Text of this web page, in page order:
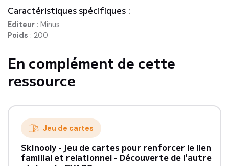
Caractéristiques spécifiques :
Editeur : Minus
Poids : 200
En complément de cette
ressource
Jeu de cartes
Skinooly - jeu de cartes pour renforcer le lien
familial et relationnel - Découverte de l'autre